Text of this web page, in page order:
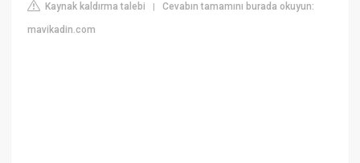
Kaynak kaldırma talebi |Cevabın tamamını burada okuyun:
mavikadin.com